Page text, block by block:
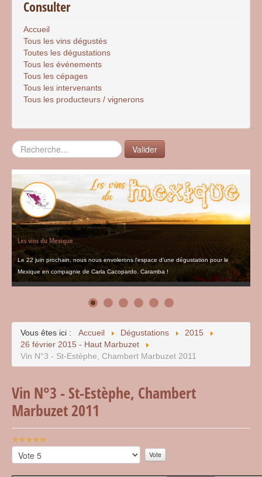
Consulter
Accueil
Tous les vins dégustés
Toutes les dégustations
Tous les événements
Tous les cépages
Tous les intervenants
Tous les producteurs / vignerons
Rechercher Valider
Les vins du Mexique
Le 22 juin prochain, nous nous envolerons l'espace d'une dégustation pour le
Mexique en compagnie de Carla Cacopardo. Caramba !
Vous êtes ici : Accueil Dégustations
2015
26 février 2015 - Haut Marbuzet
Vin N°3 - St-Estèphe, Chambert Marbuzet 2011
Vin N°3 - St-Estèphe, Chambert
Marbuzet 2011
Vote
utilisateur:
Veuillez
voter